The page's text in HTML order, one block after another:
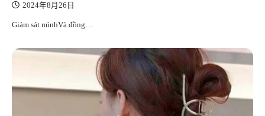
2024年8月26日
Giám sát mìnhVà đồng…